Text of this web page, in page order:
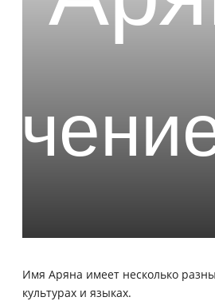
Имя Аряна имеет несколько
культурах и языках.